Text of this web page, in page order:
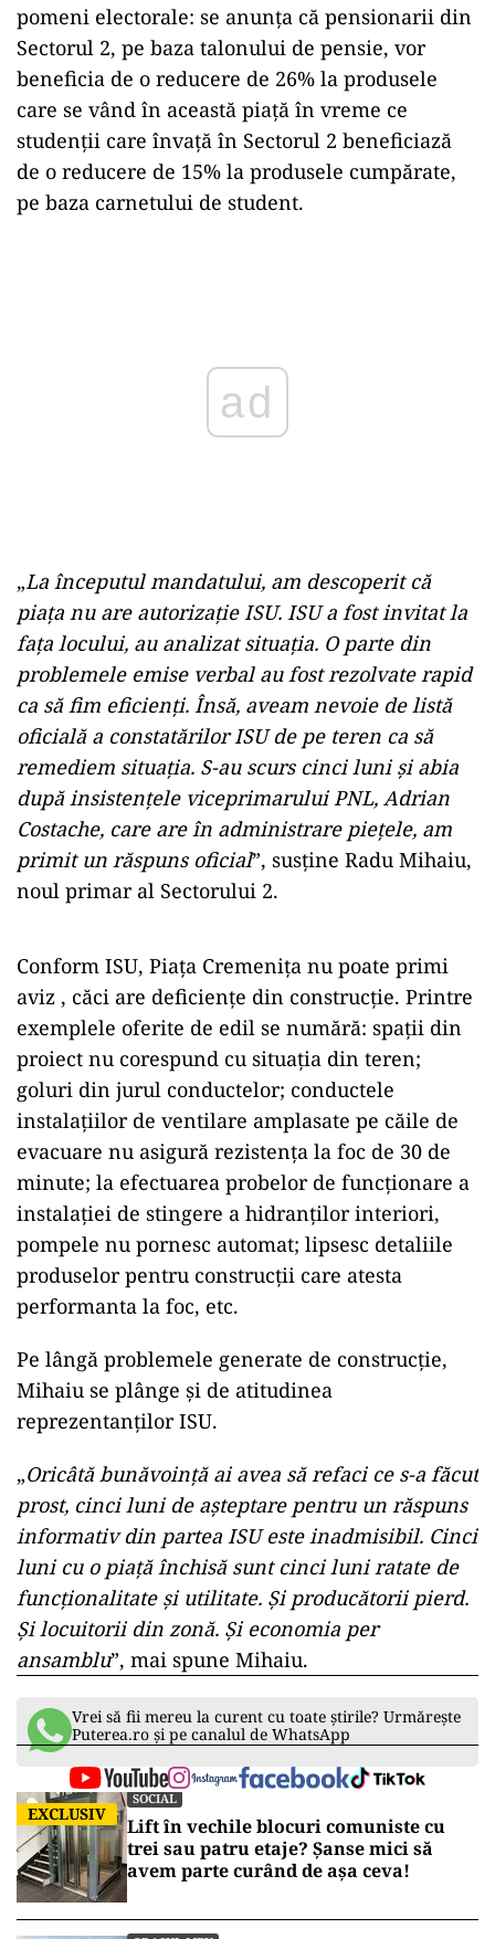
pomeni electorale: se anunța că pensionarii din
Sectorul 2, pe baza talonului de pensie, vor
beneficia de o reducere de 26% la produsele
care se vând în această piaţă în vreme ce
studenţii care învaţă în Sectorul 2 beneficiază
de o reducere de 15% la produsele cumpărate,
pe baza carnetului de student.
„La începutul mandatului, am descoperit că
piața nu are autorizație ISU. ISU a fost invitat la
fața locului, au analizat situația. O parte din
problemele emise verbal au fost rezolvate rapid
ca să fim eficienți. Însă, aveam nevoie de listă
oficială a constatărilor ISU de pe teren ca să
remediem situația. S-au scurs cinci luni și abia
după insistențele viceprimarului PNL, Adrian
Costache, care are în administrare piețele, am
primit un răspuns oficial”, susține Radu Mihaiu,
noul primar al Sectorului 2.
Conform ISU, Piața Cremenița nu poate primi
aviz , căci are deficiențe din construcție. Printre
exemplele oferite de edil se numără: spații din
proiect nu corespund cu situația din teren;
goluri din jurul conductelor; conductele
instalațiilor de ventilare amplasate pe căile de
evacuare nu asigură rezistența la foc de 30 de
minute; la efectuarea probelor de funcționare a
instalației de stingere a hidranților interiori,
pompele nu pornesc automat; lipsesc detaliile
produselor pentru construcții care atesta
performanta la foc, etc.
Pe lângă problemele generate de construcție,
Mihaiu se plânge și de atitudinea
reprezentanților ISU.
„Oricâtă bunăvoință ai avea să refaci ce s-a făcut
prost, cinci luni de așteptare pentru un răspuns
informativ din partea ISU este inadmisibil. Cinci
luni cu o piață închisă sunt cinci luni ratate de
funcționalitate și utilitate. Și producătorii pierd.
Și locuitorii din zonă. Și economia per
ansamblu”, mai spune Mihaiu.
Vrei să fii mereu la curent cu toate știrile? Urmărește
Puterea.ro și pe canalul de WhatsApp
EXCLUSIV
SOCIAL
Lift în vechile blocuri comuniste cu
trei sau patru etaje? Șanse mici să
avem parte curând de așa ceva!